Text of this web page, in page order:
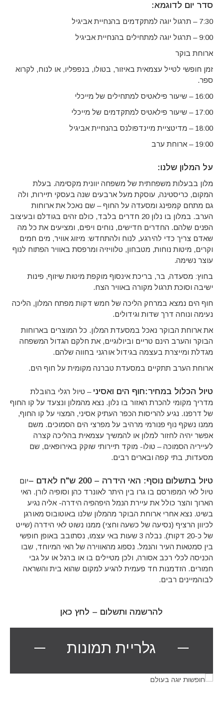
סדר יום לדוגמא:
7:30 – תרגול יוגה למתקדמים בהנחיית אביגיל
9:00 – תרגול יוגה למתחילים בהנחיית אביגיל
ארוחת בוקר
זמן חופשי לטייל עצמאית באיזור, בטולו, בנפפליו, או לנוח, לקרוא
ספר.
16:00 – שיעור פילאטיס למתחילים של מייכלי
17:00 – שיעור פילאטיס למתקדמים של מייכלי
18:00 – מדיטציית מיינדפולנס בהנחיית אביגיל
19:00 – ארוחת ערב
על המלון שלנו:
מלון בבעלות משפחתית של משפחה יוונית מקסימה. בעלת
המקום, כריסטינה, עוסקת מעל ארבעים שנה בעסקי תיירות, ולה
גם מתחם קמפינג ומסעדה על החוף – שם נאכל את ארוחות
הערב. במלון בו נלון 20 חדרים בלבד, כולם זהים בגודלם ובעיצוב
הפנים שלהם. החדרים חדישים, נוחים ויפים, ומציעים את כל מה
שאדם צריך כדי להירגע, לנוח ולהתחדש: מיזוג אוויר, מים חמים
וקרים, מיטות נוחות, מטבחון, טלוויזיה ומרפסת באוויר הפתוח לנוף
עוצר נשימה.
בחוץ: מסעדה, בר, בריכת אינסוף מוקפת מיטות שיזוף, פינות
ישיבה וסוכת תרגול מקורה באוויר הצח.
חוף הים נמצא במרחק הליכה של חמש דקות מפתח המלון, הליכה
נעימה ונוחה דרך שדות וגידולים.
את ארוחת הבוקר נאכל במסעדת המלון. כל המוצרים בארוחות
הבוקר והערב הינם טריים וביולוגיים, את חלקם הגדול המשפחה
מגדלת ומייצרת בעצמה בגידול אורגני בחווה שלהם.
ארוחת הערב תתקיים במסעדת טברנה מקומית על חוף הים.
טיול הכלול במחיר:חוף הים ואסיני – טיול רגלי בהובלת
מדריך מקומי להכרת האזור בו נלון. נצא מהמלון ונצעד על קו החוף
של דרפנו. נגיע להריסות הכפר העתיק אסיני, המצוי על קו החוף,
ממנו נשקף נוף פנורמי מרהיב על מפרצי הים הסמוכים. משם
אפשר יהיה לחזור למלון או להמשיך עצמאית בהליכה קצרה
לעייריה הסמוכה – טולו- מוקד תיירותי שוקק באירופאים, שם
מסעדות, בתי קפה ובארים רבים.
טיול בתשלום נוסף: האי הידרה – 200 ש"ח לאדם –
יום
טיול לאי המפורסם בו גרו בין היתר לאונרד כהן וסופיה לורן. האי
הארוך והצר כולל את עיירת הנמל היפהפיה הידרה- אליה נגיע
בשיט. נצא אחרי ארוחת הבוקר מהמלון שלנו באוטובוס מאורגן
לכיוון הרציף (נסיעה של כשעה וחצי) ממנו נשוט לאי הידרה (שייט
של כ-20 דקות). נבלה 3 שעות באי עצמו, נסתובב באופן חופשי
בין סמטאות העיר והנמל. נספוג מהאווירה של האי המיוחד, שבו
הכניסה לכלי רכב אסורה, ולכן מטיילים בו או ברגל או על גבי
חמורים. הזדמנות חד פעמית להגיע למקום שהוא בית והשראה
לבוהמיינים רבים.
להרשמה ותשלום – לחץ כאן
גלריית תמונות